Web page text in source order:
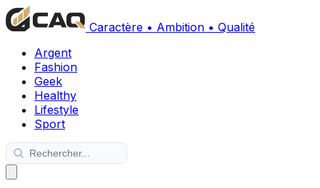
Caractère • Ambition • Qualité
Argent
Fashion
Geek
Healthy
Lifestyle
Sport